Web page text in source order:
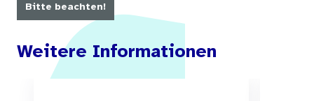
Bitte beachten!
Weitere Informationen